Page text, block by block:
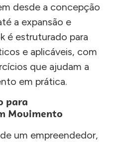
desde a concepção
a expansão e
é estruturado para
e aplicáveis, com
que ajudam a
em prática.
para
Movimento
um empreendedor,